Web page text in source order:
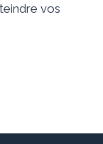
vos